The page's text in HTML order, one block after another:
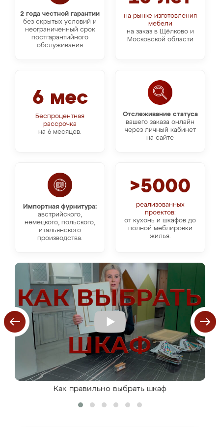
на рынке изготовления
мебели
на заказ в Щёлково и
Московской области
2 года честной гарантии
без скрытых условий и
неограниченный срок
постгарантийного
обслуживания
Отслеживание статуса
вашего заказа онлайн
через личный кабинет
на сайте
6 мес
Беспроцентная
рассрочка
на 6 месяцев.
Импортная фурнитура:
австрийского,
немецкого, польского,
итальянского
производства.
>5000
реализованных
проектов:
от кухонь и шкафов до
полной меблировки
жилья.
Как правильно выбрать шкаф